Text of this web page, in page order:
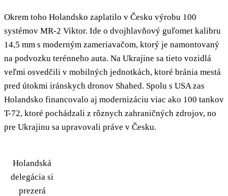
Okrem toho Holandsko zaplatilo v Česku výrobu 100
systémov MR-2 Viktor. Ide o dvojhlavňový guľomet kalibru
14,5 mm s moderným zameriavačom, ktorý je namontovaný
na podvozku terénneho auta. Na Ukrajine sa tieto vozidlá
veľmi osvedčili v mobilných jednotkách, ktoré bránia mestá
pred útokmi iránskych dronov Shahed. Spolu s USA zas
Holandsko financovalo aj modernizáciu viac ako 100 tankov
T-72, ktoré pochádzali z rôznych zahraničných zdrojov, no
pre Ukrajinu sa upravovali práve v Česku.
Holandská
delegácia si
prezerá